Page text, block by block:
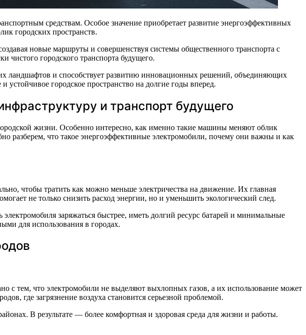
городских пространств.
новые маршруты и совершенствуя системы общественного транспорта с
чистого городского транспорта будущего.
ландшафтов и способствует развитию инновационных решений, объединяющих
устойчивое городское пространство на долгие годы вперед.
и транспорт будущего
жизни. Особенно интересно, как именно такие машины меняют облик
разберем, что такое энергоэффективные электромобили, почему они важны и как
чтобы тратить как можно меньше электричества на движение. Их главная
не только снизить расход энергии, но и уменьшить экологический след.
заряжаться быстрее, иметь долгий ресурс батарей и минимальные
для использования в городах.
с тем, что электромобили не выделяют выхлопных газов, а их использование может
где загрязнение воздуха становится серьезной проблемой.
В результате — более комфортная и здоровая среда для жизни и работы.